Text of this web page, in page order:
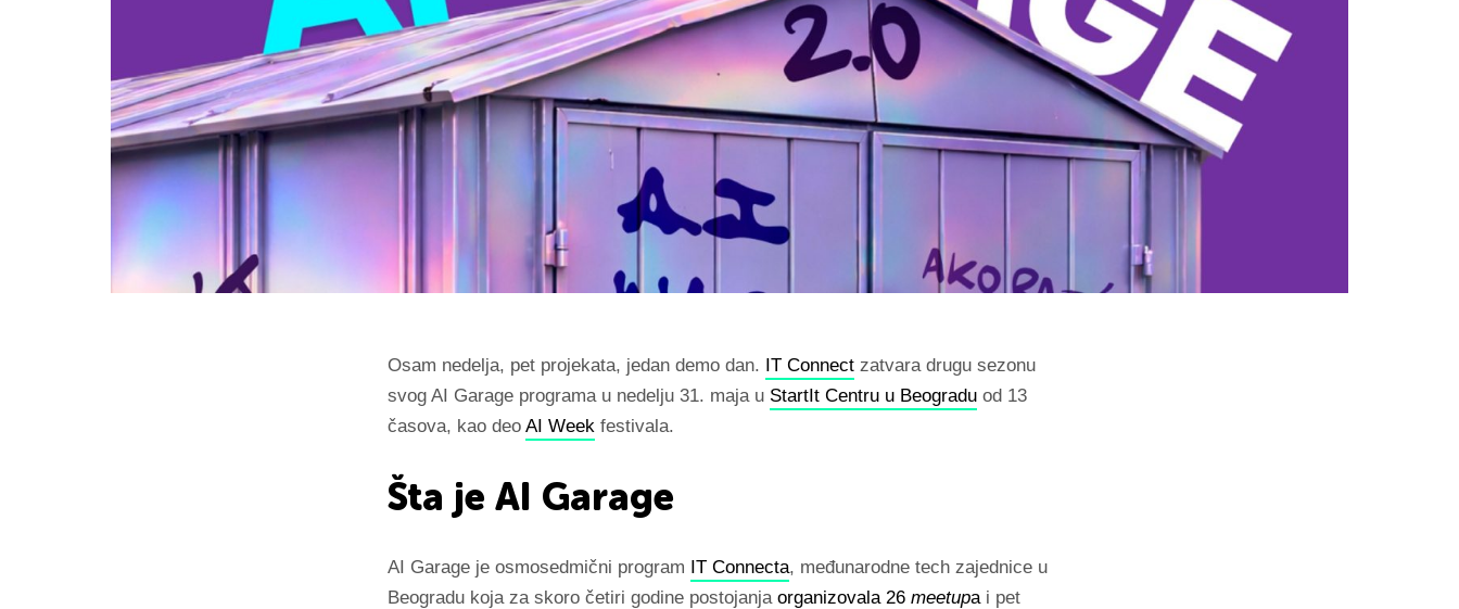
Osam nedelja, pet projekata, jedan demo dan. IT Connect zatvara drugu sezonu
svog AI Garage programa u nedelju 31. maja u StartIt Centru u Beogradu od 13
časova, kao deo AI Week festivala.
Šta je AI Garage
AI Garage je osmosedmični program IT Connecta, međunarodne tech zajednice u
Beogradu koja za skoro četiri godine postojanja organizovala 26 meetupa i pet